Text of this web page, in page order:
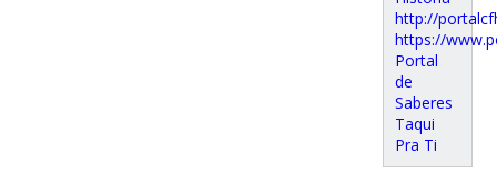
http://
https://
Portal
de
Saberes
Taqui
Pra Ti